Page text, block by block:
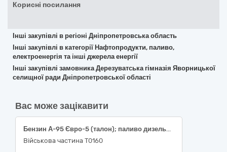
Корисні посилання
Інші закупівлі в регіоні Дніпропетровська область
Інші закупівлі в категорії Нафтопродукти, паливо,
електроенергія та інші джерела енергії
Інші закупівлі замовника Дерезуватська гімназія Яворницької
селищної ради Дніпропетровської області
Вас може зацікавити
Бензин А-95 Євро-5 (талон); паливо дизельне ДП Євро-5 (талон)
Військова частина Т0160